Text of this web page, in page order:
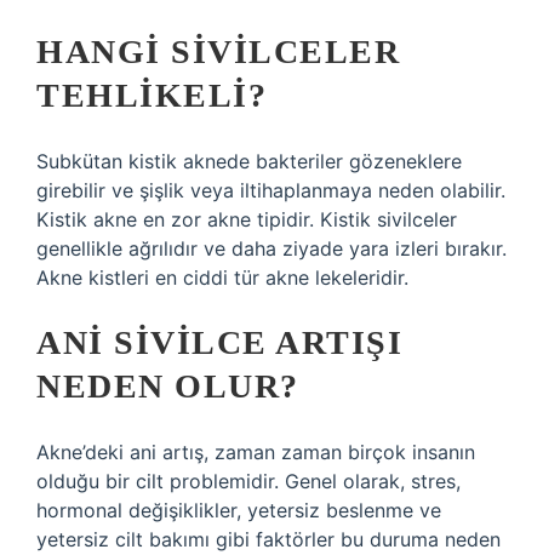
HANGI SIVILCELER
TEHLIKELI?
Subkütan kistik aknede bakteriler gözeneklere
girebilir ve şişlik veya iltihaplanmaya neden olabilir.
Kistik akne en zor akne tipidir. Kistik sivilceler
genellikle ağrılıdır ve daha ziyade yara izleri bırakır.
Akne kistleri en ciddi tür akne lekeleridir.
ANI SIVILCE ARTIŞI
NEDEN OLUR?
Akne’deki ani artış, zaman zaman birçok insanın
olduğu bir cilt problemidir. Genel olarak, stres,
hormonal değişiklikler, yetersiz beslenme ve
yetersiz cilt bakımı gibi faktörler bu duruma neden